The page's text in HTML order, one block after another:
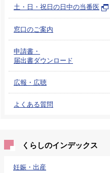
土・日・祝日の日中の当番医
窓口のご案内
申請書・
届出書ダウンロード
広報・広聴
よくある質問
くらしのインデックス
妊娠・出産